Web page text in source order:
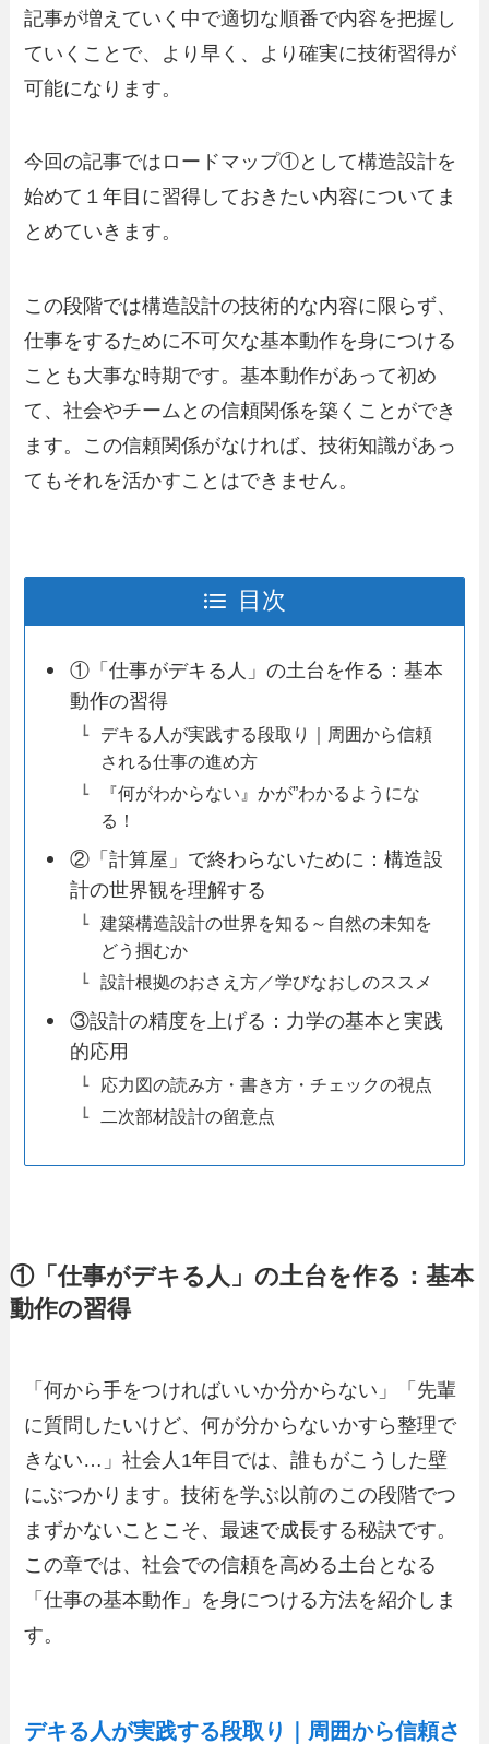
記事が増えていく中で適切な順番で内容を把握し
ていくことで、より早く、より確実に技術習得が
可能になります。
今回の記事ではロードマップ①として構造設計を
始めて１年目に習得しておきたい内容についてま
とめていきます。
この段階では構造設計の技術的な内容に限らず、
仕事をするために不可欠な基本動作を身につける
ことも大事な時期です。基本動作があって初め
て、社会やチームとの信頼関係を築くことができ
ます。この信頼関係がなければ、技術知識があっ
てもそれを活かすことはできません。
目次
①「仕事がデキる人」の土台を作る：基本
動作の習得
デキる人が実践する段取り｜周囲から信頼
される仕事の進め方
『何がわからない』かが”わかるようにな
る！
②「計算屋」で終わらないために：構造設
計の世界観を理解する
建築構造設計の世界を知る～自然の未知を
どう掴むか
設計根拠のおさえ方／学びなおしのススメ
③設計の精度を上げる：力学の基本と実践
的応用
応力図の読み方・書き方・チェックの視点
二次部材設計の留意点
①「仕事がデキる人」の土台を作る：基本
動作の習得
「何から手をつければいいか分からない」「先輩
に質問したいけど、何が分からないかすら整理で
きない…」社会人1年目では、誰もがこうした壁
にぶつかります。技術を学ぶ以前のこの段階でつ
まずかないことこそ、最速で成長する秘訣です。
この章では、社会での信頼を高める土台となる
「仕事の基本動作」を身につける方法を紹介しま
す。
デキる人が実践する段取り｜周囲から信頼さ